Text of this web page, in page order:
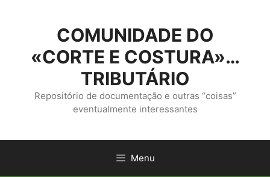
conteúdo
COMUNIDADE DO
«CORTE E COSTURA»…
TRIBUTÁRIO
Repositório de documentação e outras “coisas”
eventualmente interessantes
Menu